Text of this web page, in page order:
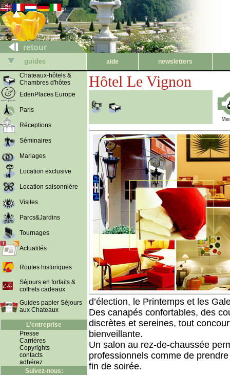
retour
guides aide
newsletters
Chateaux-hôtels &
Chambres d'hôtes
EdenPlaces Europe
Paris
Réceptions
Séminaires
Mariages
Location exclusive
Location saisonnière
Visites
Parcs&Jardins
Tournages
Actualités
Routes historiques
Séjours en forfaits &
coffrets cadeaux
Guides papier Séjours
aux Chateaux
L'entreprise
Presse
Carrières
Copyrights
contacts
adhérez
Suivez-nous:
Hôtel Le Vignon
d’élection, le Printemps et les
Des canapés confortables, des
discrètes et sereines, tout
bienveillante.
Un salon au rez-de-chaussée
professionnels comme de
fin de soirée.